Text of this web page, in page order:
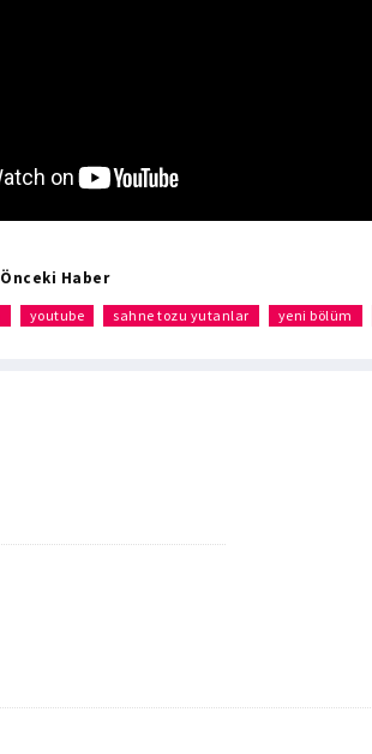
Önceki Haber
youtube sahne tozu yutanlar yeni bölüm